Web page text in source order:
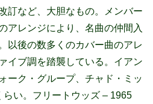
訂など、大胆なもの。メンバー
アレンジにより、名曲の仲間入
以後の数多くのカバー曲のアレ
イブ調を踏襲している。イアン
ーク・グループ、チャド・ミッ
い。フリートウッズ – 1965